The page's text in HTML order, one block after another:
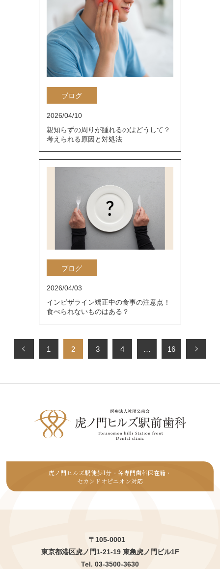
ブログ
2026/04/10
親知らずの周りが腫れるのはどうして？
考えられる原因と対処法
ブログ
2026/04/03
インビザライン矯正中の食事の注意点！
食べられないものはある？
1 2 3 4 … 16
虎ノ門ヒルズ駅徒歩1分 ・各専門歯科医在籍 ・
セカンドオピニオン対応
〒105-0001
東京都港区虎ノ門1-21-19 東急虎ノ門ビル1F
Tel. 03-3500-3630